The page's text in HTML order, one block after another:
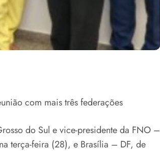
com mais três federações
do Sul e vice-presidente da FNO –
terça-feira (28), e Brasília – DF, de